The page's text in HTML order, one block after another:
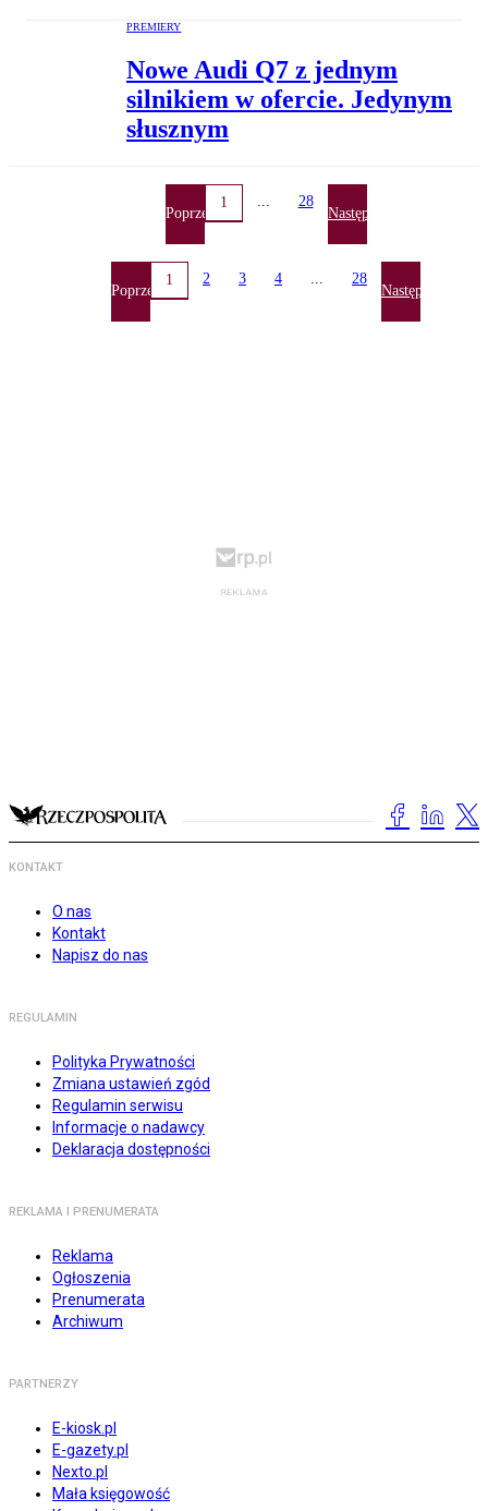
PREMIERY
Nowe Audi Q7 z jednym
silnikiem w ofercie. Jedynym
słusznym
Poprzednia
1 28
Następna
Poprzednia
1 2 3 4 28
Następna
KONTAKT
O nas
Kontakt
Napisz do nas
REGULAMIN
Polityka Prywatności
Zmiana ustawień zgód
Regulamin serwisu
Informacje o nadawcy
Deklaracja dostępności
REKLAMA I PRENUMERATA
Reklama
Ogłoszenia
Prenumerata
Archiwum
PARTNERZY
E-kiosk.pl
E-gazety.pl
Nexto.pl
Mała księgowość